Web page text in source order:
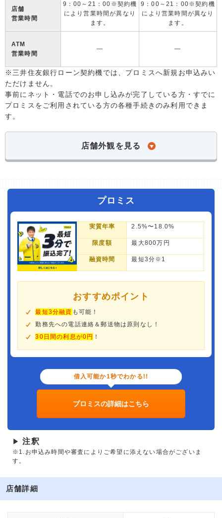
店舗
営業時間
9：00～21：00※契約機
により営業時間が異なり
ます。
9：00～21：00※契約機
により営業時間が異なり
ます。
ATM
営業時間
― ―
※三井住友銀行ローン契約機では、プロミスへ新規お申込みい
ただけません。
事前にネット・電話でのお申し込みが完了している方・すでに
プロミスをご利用されている方の各種手続きのみ利用できま
す。
店舗外観を見る
プロミス
実質年率 2.5%〜18.0%
限度額 最大800万円
融資時間 最短3分※1
おすすめポイント
最短3分融資 も可能！
勤務先への電話連絡＆郵送物は原則なし！
30日間の利息が0円 ！
借入可能か1秒でわかる!!
プロミスの詳細はこちら
▶ 注釈
※1.お申込み時間や審査によりご希望に添えない場合がございま
す。
店舗詳細